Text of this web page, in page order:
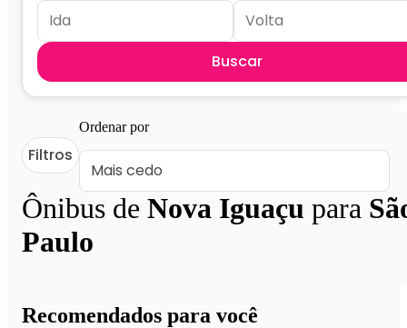
Buscar
Ônibus de Nova Iguaçu para
Paulo
Filtros
Ordenar por
Recomendados para você